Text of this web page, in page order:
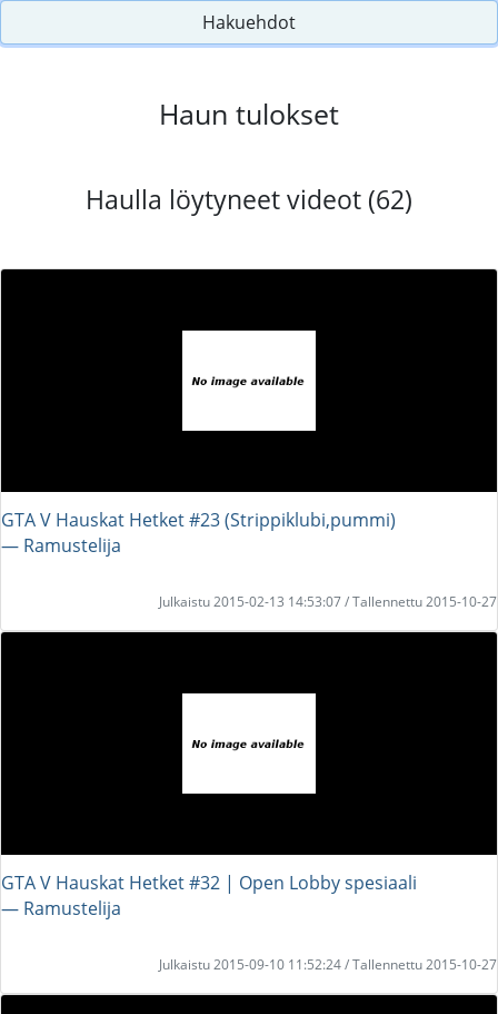
Hakuehdot
Haun tulokset
Haulla löytyneet videot (62)
GTA V Hauskat Hetket #23 (Strippiklubi,pummi)
― Ramustelija
Julkaistu 2015-02-13 14:53:07 / Tallennettu 2015-10-27
GTA V Hauskat Hetket #32 | Open Lobby spesiaali
― Ramustelija
Julkaistu 2015-09-10 11:52:24 / Tallennettu 2015-10-27